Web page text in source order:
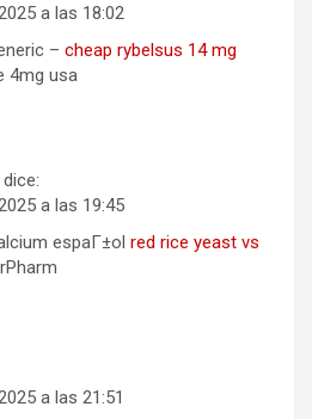
a las 18:02
– cheap rybelsus 14 mg
4mg usa
dice:
a las 19:45
espaГ±ol red rice yeast vs
a las 21:51